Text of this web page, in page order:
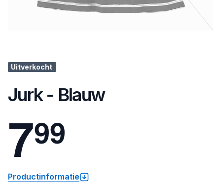
Uitverkocht
Jurk - Blauw
799
Productinformatie